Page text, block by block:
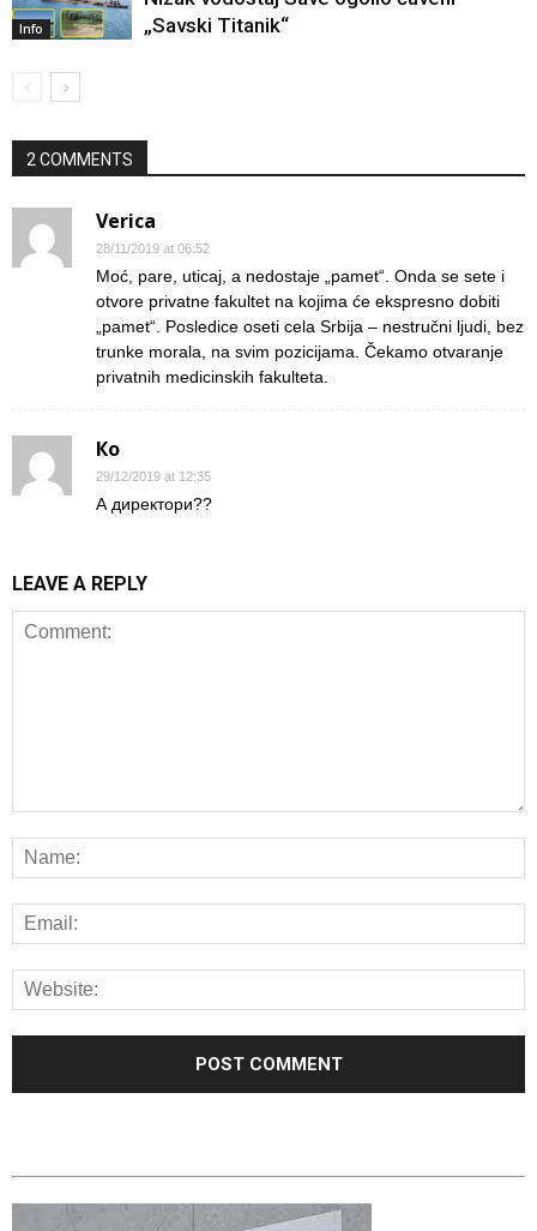
Info
„Savski Titanik“
2 COMMENTS
Verica
28/11/2019 at 06:52
Moć, pare, uticaj, a nedostaje „pamet“. Onda se sete i
otvore privatne fakultet na kojima će ekspresno dobiti
„pamet“. Posledice oseti cela Srbija – nestručni ljudi, bez
trunke morala, na svim pozicijama. Čekamo otvaranje
privatnih medicinskih fakulteta.
Ко
29/12/2019 at 12:35
А директори??
LEAVE A REPLY